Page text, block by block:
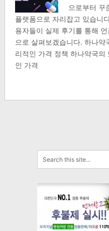
으로부터 꾸
플랫폼으로 자리잡고 있습니
용자들이 실제 후기를 통해
으로 살펴보겠습니다. 하나
리적인 가격 정책 하나약국의
인 가격